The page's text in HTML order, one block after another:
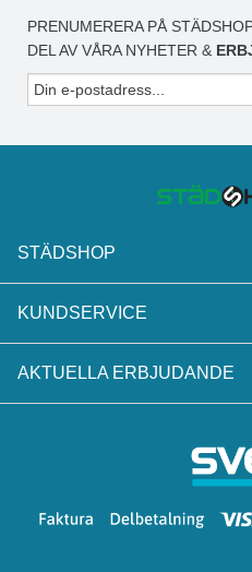
PRENUMERERA PÅ
DEL AV VÅRA NYHETER &
STÄDSHOP
KUNDSERVICE
AKTUELLA ERBJUDANDE